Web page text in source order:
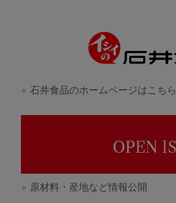
石井食品のホームページはこちら
原材料・産地など情報公開